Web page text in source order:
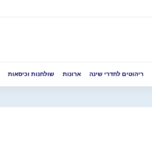
ריהוטים לחדרי שינה ארונות שולחנות וכיסאות